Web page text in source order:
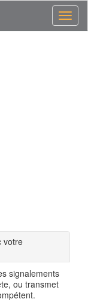
votre
signalements
ou transmet